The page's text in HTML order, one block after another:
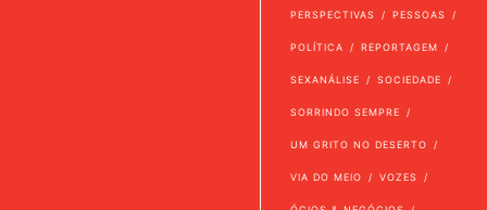
PERSPECTIVAS PESSOAS
POLÍTICA REPORTAGEM
SEXANÁLISE SOCIEDADE
SORRINDO SEMPRE
UM GRITO NO DESERTO
VIA DO MEIO VOZES